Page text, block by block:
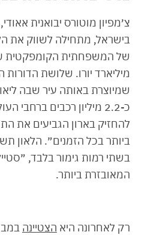
צ׳מפיון מוטורס יבואנית
בישראל, מתחילה לשווק את
מיליארד יורו. שלושת
שמיוצרת באותה עיר שבה
כ-2.2 מיליון רכבים
להחזיק בארון הגביעים את
ביותר בכל הזמנים״. הלאון
המאובזרת ביותר.
רק לאחרונה היא הצטיינה